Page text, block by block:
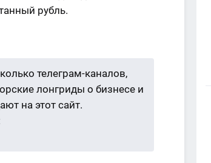
рубль.
телеграм-каналов,
лонгриды о бизнесе и
на этот сайт.